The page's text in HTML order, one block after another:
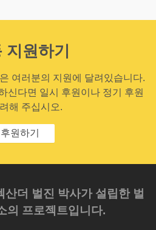
지원하기
여러분의 지원에 달려있습니다.
신다면 일시 후원이나 정기 후원
해 주십시오.
후원하기
더 벌진 박사가 설립한 벌
의 프로젝트입니다.